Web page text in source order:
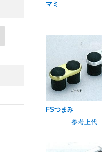
マミ
FSつまみ
参考上代